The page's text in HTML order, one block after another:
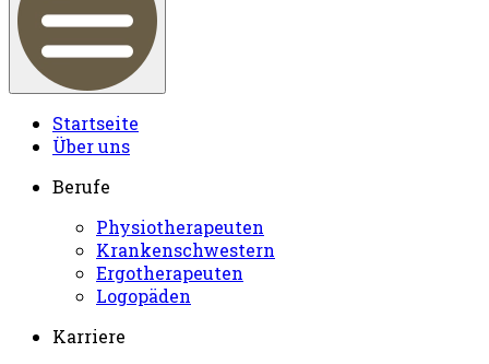
Startseite
Über uns
Berufe
Physiotherapeuten
Krankenschwestern
Ergotherapeuten
Logopäden
Karriere